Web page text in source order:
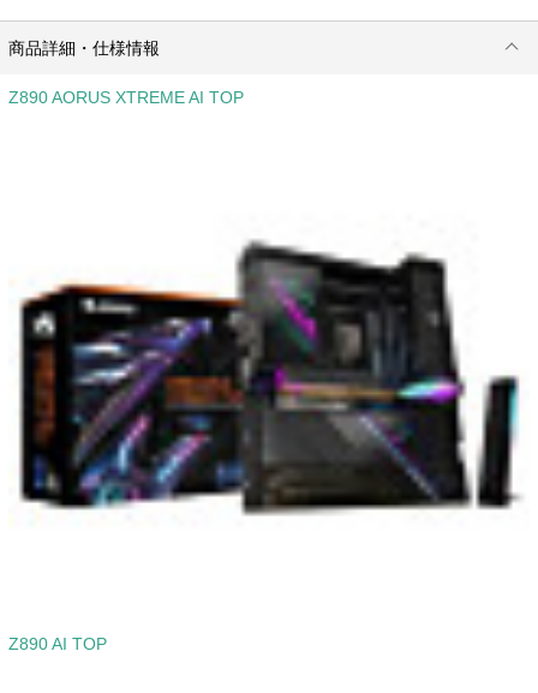
商品詳細・仕様情報
Z890 AORUS XTREME AI TOP
Z890 AI TOP